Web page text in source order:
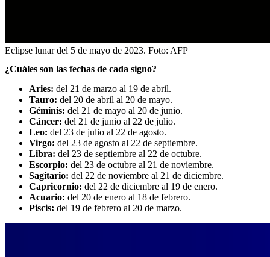
Eclipse lunar del 5 de mayo de 2023. Foto: AFP
¿Cuáles son las fechas de cada signo?
Aries: del 21 de marzo al 19 de abril.
Tauro: del 20 de abril al 20 de mayo.
Géminis: del 21 de mayo al 20 de junio.
Cáncer: del 21 de junio al 22 de julio.
Leo: del 23 de julio al 22 de agosto.
Virgo: del 23 de agosto al 22 de septiembre.
Libra: del 23 de septiembre al 22 de octubre.
Escorpio: del 23 de octubre al 21 de noviembre.
Sagitario: del 22 de noviembre al 21 de diciembre.
Capricornio: del 22 de diciembre al 19 de enero.
Acuario: del 20 de enero al 18 de febrero.
Piscis: del 19 de febrero al 20 de marzo.